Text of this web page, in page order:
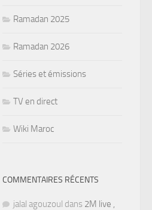
Ramadan 2025
Ramadan 2026
Séries et émissions
TV en direct
Wiki Maroc
COMMENTAIRES RÉCENTS
jalal agouzoul dans 2M live ,